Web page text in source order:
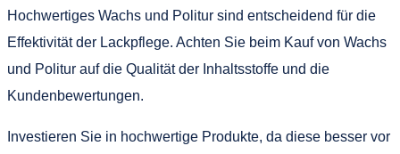
Hochwertiges Wachs und Politur sind entscheidend für die
Effektivität der Lackpflege. Achten Sie beim Kauf von Wachs
und Politur auf die Qualität der Inhaltsstoffe und die
Kundenbewertungen.
Investieren Sie in hochwertige Produkte, da diese besser vor